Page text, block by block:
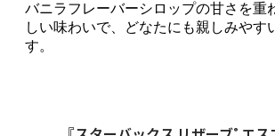
バニラフレーバーシロップの甘さを重
しい味わいで、どなたにも親しみやす
す。
®